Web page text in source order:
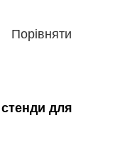
Порівняти
для